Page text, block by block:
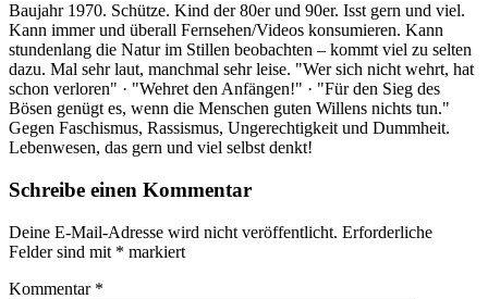
Baujahr 1970. Schütze. Kind der 80er und 90er. Isst gern und viel.
Kann immer und überall Fernsehen/Videos konsumieren. Kann
stundenlang die Natur im Stillen beobachten – kommt viel zu selten
dazu. Mal sehr laut, manchmal sehr leise. "Wer sich nicht wehrt, hat
schon verloren" · "Wehret den Anfängen!" · "Für den Sieg des
Bösen genügt es, wenn die Menschen guten Willens nichts tun."
Gegen Faschismus, Rassismus, Ungerechtigkeit und Dummheit.
Lebenwesen, das gern und viel selbst denkt!
Schreibe einen Kommentar
Deine E-Mail-Adresse wird nicht veröffentlicht. Erforderliche
Felder sind mit * markiert
Kommentar *